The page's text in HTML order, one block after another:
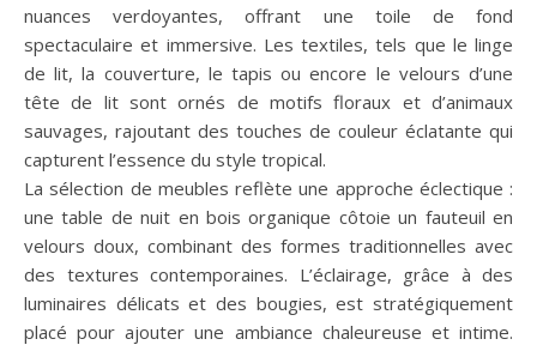
nuances verdoyantes, offrant une toile de fond
spectaculaire et immersive. Les textiles, tels que le linge
de lit, la couverture, le tapis ou encore le velours d’une
tête de lit sont ornés de motifs floraux et d’animaux
sauvages, rajoutant des touches de couleur éclatante qui
capturent l’essence du style tropical.
La sélection de meubles reflète une approche éclectique :
une table de nuit en bois organique côtoie un fauteuil en
velours doux, combinant des formes traditionnelles avec
des textures contemporaines. L’éclairage, grâce à des
luminaires délicats et des bougies, est stratégiquement
placé pour ajouter une ambiance chaleureuse et intime.